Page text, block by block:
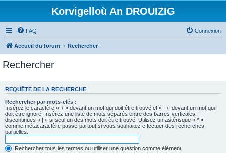
Korvigelloù An DROUIZIG
FAQ Connexion
Accueil du forum Rechercher
Rechercher
REQUÊTE DE LA RECHERCHE
Rechercher par mots-clés :
Insérez le caractère « + » devant un mot qui doit être trouvé et « - » devant un mot qui
doit être ignoré. Insérez une liste de mots séparés entre des barres verticales
discontinues « | » si seul un des mots doit être trouvé. Utilisez un astérisque « * »
comme métacaractère passe-partout si vous souhaitez effectuer des recherches
partielles.
Rechercher tous les termes ou utiliser une question comme élément